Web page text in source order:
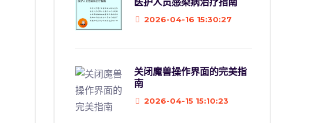
2026-04-16 15:30:27
关闭魔兽操作界面的完美指
南
2026-04-15 15:10:23